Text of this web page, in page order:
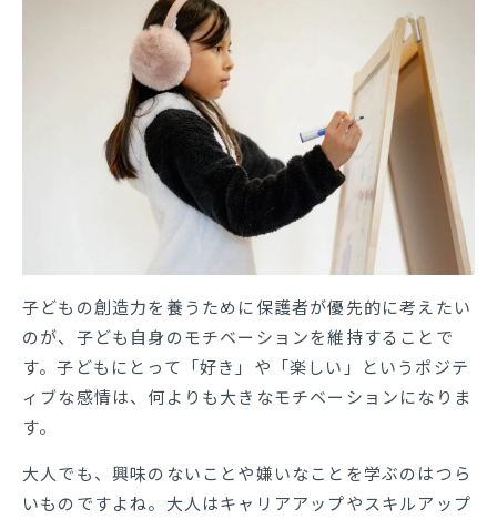
子どもの創造力を養うために保護者が優先的に考えたい
のが、子ども自身のモチベーションを維持することで
す。子どもにとって「好き」や「楽しい」というポジテ
ィブな感情は、何よりも大きなモチベーションになりま
す。
大人でも、興味のないことや嫌いなことを学ぶのはつら
いものですよね。大人はキャリアアップやスキルアップ